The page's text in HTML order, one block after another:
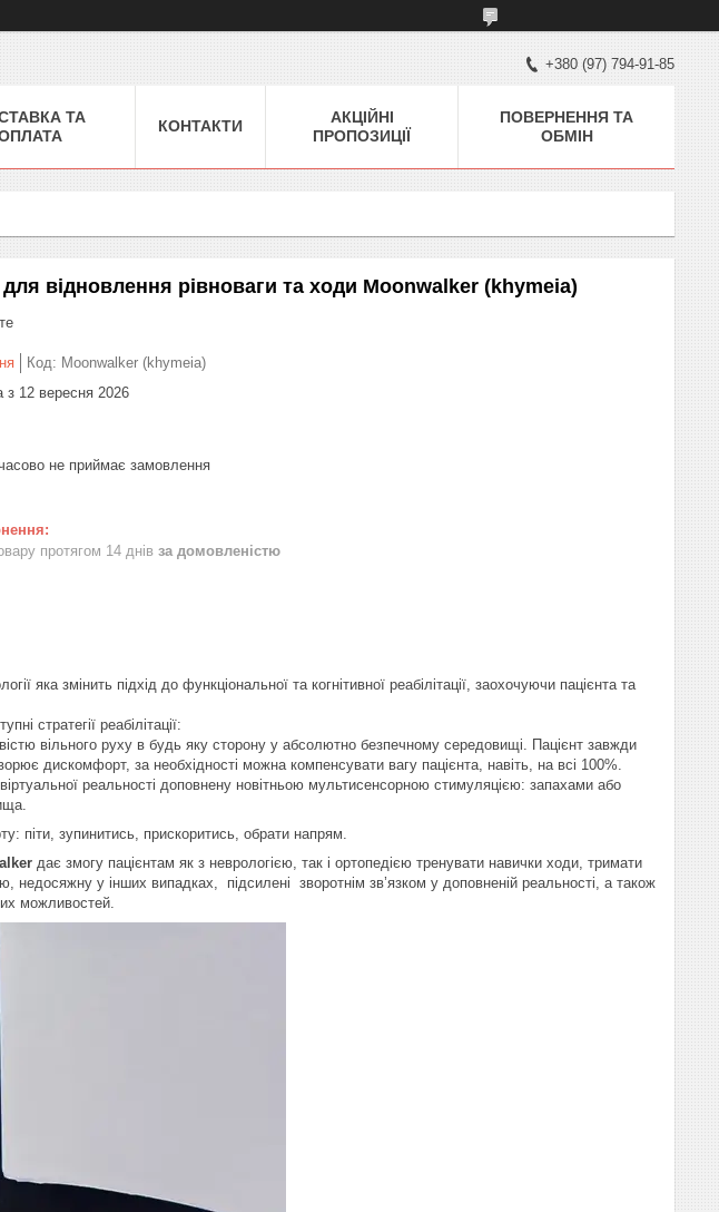
+380 (97) 794-91-85
ТА
КОНТАКТИ
АКЦІЙНІ
ПРОПОЗИЦІЇ
ПОВЕРНЕННЯ ТА
ОБМІН
для відновлення рівноваги та ходи Moonwalker (khymeia)
Код: Moonwalker (khymeia)
з 12 вересня 2026
не приймає замовлення
протягом 14 днів за домовленістю
яка змінить підхід до функціональної та когнітивної реабілітації, заохочуючи пацієнта та
стратегії реабілітації:
вільного руху в будь яку сторону у абсолютно безпечному середовищі. Пацієнт завжди
дискомфорт, за необхідності можна компенсувати вагу пацієнта, навіть, на всі 100%.
реальності доповнену новітньою мультисенсорною стимуляцією: запахами або
піти, зупинитись, прискоритись, обрати напрям.
дає змогу пацієнтам як з неврологією, так і ортопедією тренувати навички ходи, тримати
недосяжну у інших випадках, підсилені зворотнім зв’язком у доповненій реальності, а також
можливостей.